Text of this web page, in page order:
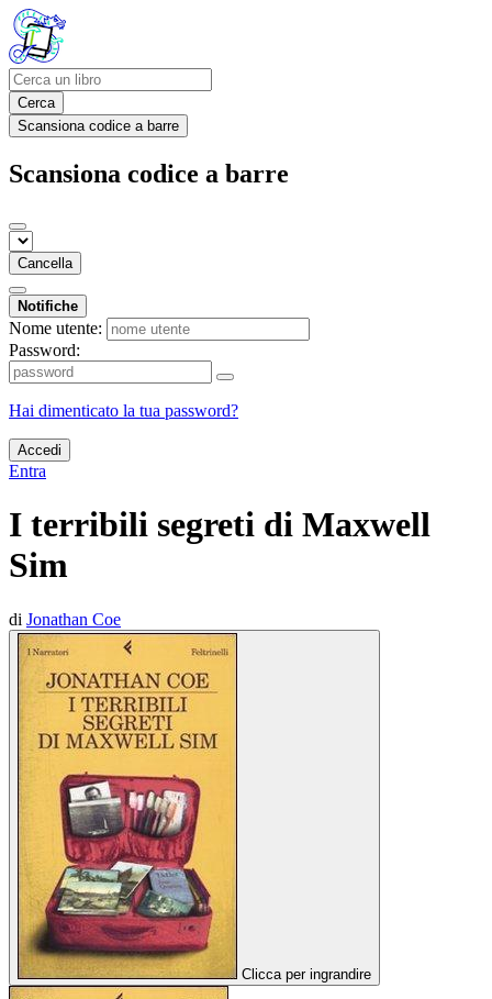
Cerca
Scansiona codice a barre
Scansiona codice a barre
Cancella
Notifiche
Nome utente:
Password:
Hai dimenticato la tua password?
Accedi
Entra
I terribili segreti di Maxwell
Sim
di Jonathan Coe
Clicca per ingrandire